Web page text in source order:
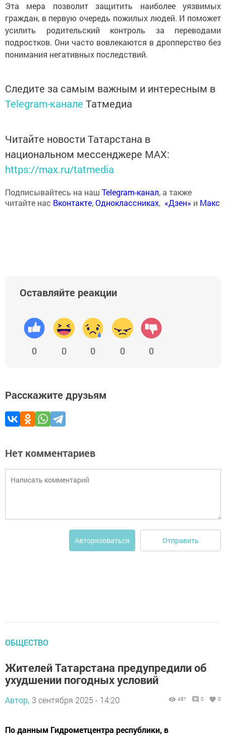
Эта мера позволит защитить наиболее уязвимых
граждан, в первую очередь пожилых людей. И поможет
усилить родительский контроль за переводами
подростков. Они часто вовлекаются в дропперство без
понимания негативных последствий.
Следите за самым важным и интересным в
Telegram-канале Татмедиа
Читайте новости Татарстана в
национальном мессенджере MАХ:
https://max.ru/tatmedia
Подписывайтесь на наш Telegram-канал, а также
читайте нас Вконтакте,Одноклассниках, «Дзен» и Макс
Оставляйте реакции
0 0 0 0 0
Расскажите друзьям
Нет комментариев
Авторизоваться Отправить
ОБЩЕСТВО
Жителей Татарстана предупредили об
ухудшении погодных условий
Автор, 3 сентября 2025 - 14:20 481 0 0
По данным Гидрометцентра республики, в